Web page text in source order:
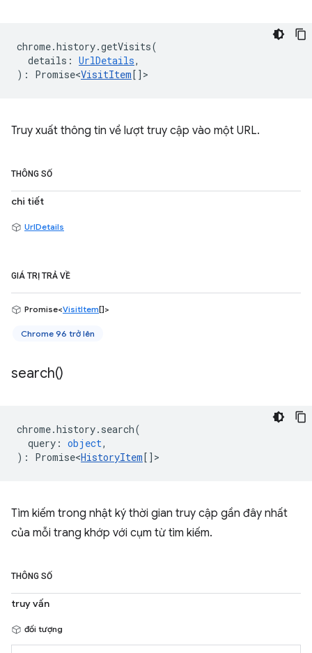
chrome.history.getVisits(
details : UrlDetails,
) : Promise<VisitItem[] >
Truy xuất thông tin về lượt truy cập vào một URL.
THÔNG SỐ
chi tiết
UrlDetails
GIÁ TRỊ TRẢ VỀ
Promise<VisitItem[]>
Chrome 96 trở lên
search()
chrome.history. search(
query : object,
) : Promise<HistoryItem[] >
Tìm kiếm trong nhật ký thời gian truy cập gần đây nhất
của mỗi trang khớp với cụm từ tìm kiếm.
THÔNG SỐ
truy vấn
đối tượng